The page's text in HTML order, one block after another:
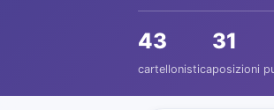
43
cartellonistica
31
posizioni